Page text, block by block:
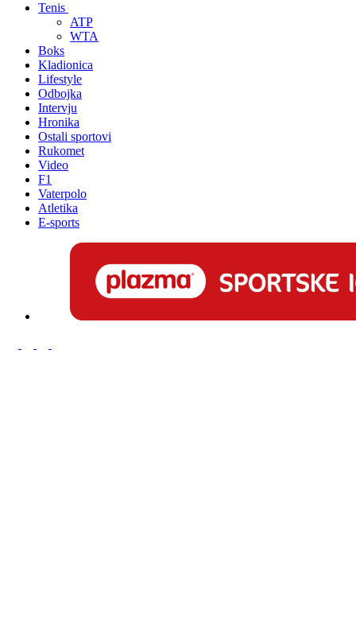
Tenis
ATP
WTA
Boks
Kladionica
Lifestyle
Odbojka
Intervju
Hronika
Ostali sportovi
Rukomet
Video
F1
Vaterpolo
Atletika
E-sports